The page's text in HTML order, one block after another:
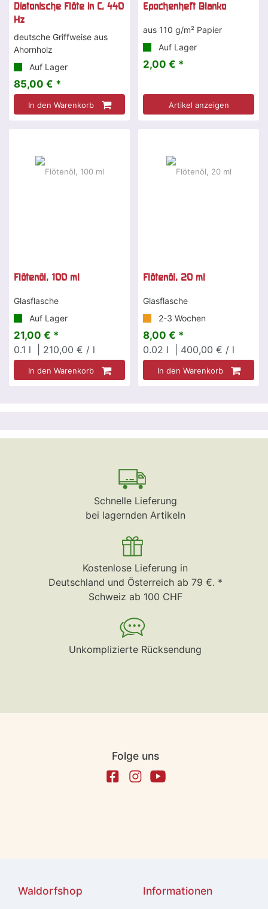
Diatonische Flöte in C, 440
Hz
deutsche Griffweise aus
Ahornholz
Auf Lager
85,00 € *
In den Warenkorb
Epochenheft Blanko
aus 110 g/m² Papier
Auf Lager
2,00 € *
Artikel anzeigen
Flötenöl, 100 ml
Glasflasche
Auf Lager
21,00 € *
0.1 l | 210,00 € / l
In den Warenkorb
Flötenöl, 20 ml
Glasflasche
2-3 Wochen
8,00 € *
0.02 l | 400,00 € / l
In den Warenkorb
Schnelle Lieferung
bei lagernden Artikeln
Kostenlose Lieferung in
Deutschland und Österreich ab 79 €. *
Schweiz ab 100 CHF
Unkomplizierte Rücksendung
Folge uns
Waldorfshop Informationen